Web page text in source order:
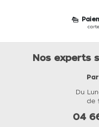
Nos experts
Du
de
04